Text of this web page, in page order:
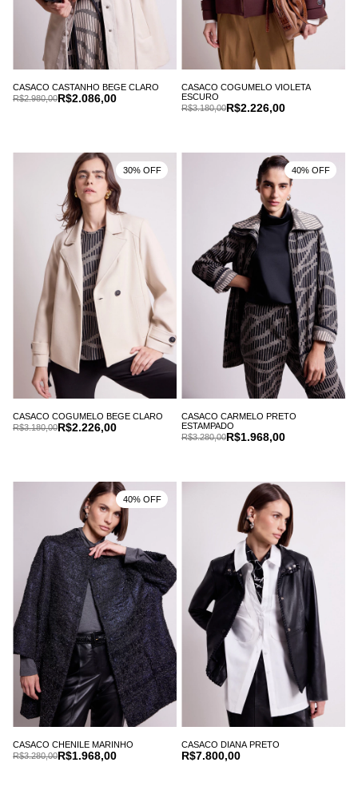
CASACO CASTANHO BEGE CLARO
R$2.086,00
R$2.980,00
CASACO COGUMELO VIOLETA
ESCURO
R$2.226,00
R$3.180,00
CASACO COGUMELO BEGE CLARO
R$2.226,00
R$3.180,00
30% OFF
CASACO CARMELO PRETO
ESTAMPADO
R$1.968,00
R$3.280,00
40% OFF
CASACO CHENILE MARINHO
R$1.968,00
R$3.280,00
40% OFF
CASACO DIANA PRETO
R$7.800,00